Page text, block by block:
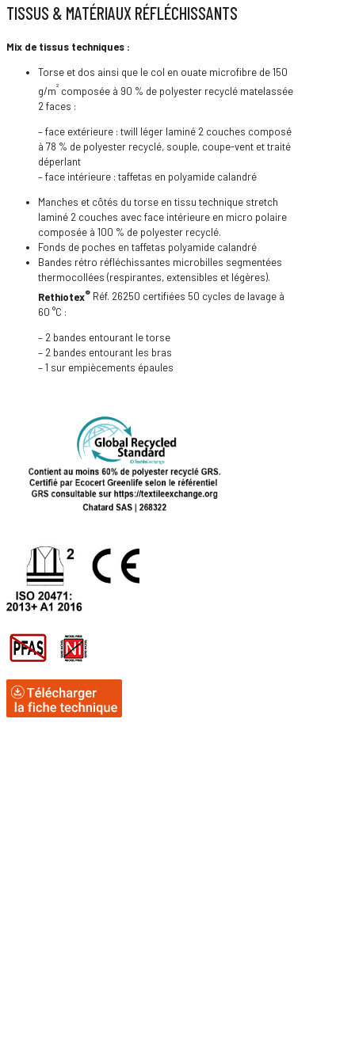
TISSUS & MATÉRIAUX RÉFLÉCHISSANTS
Mix de tissus techniques :
Torse et dos ainsi que le col en ouate microfibre de 150
g/m² composée à 90 % de polyester recyclé matelassée
2 faces :
– face extérieure : twill léger laminé 2 couches composé
à 78 % de polyester recyclé, souple, coupe-vent et traité
déperlant
– face intérieure : taffetas en polyamide calandré
Manches et côtés du torse en tissu technique stretch
laminé 2 couches avec face intérieure en micro polaire
composée à 100 % de polyester recyclé.
Fonds de poches en taffetas polyamide calandré
Bandes rétro réfléchissantes microbilles segmentées
thermocollées (respirantes, extensibles et légères).
Rethiotex® Réf. 26250 certifiées 50 cycles de lavage à
60 °C :
– 2 bandes entourant le torse
– 2 bandes entourant les bras
– 1 sur empiècements épaules